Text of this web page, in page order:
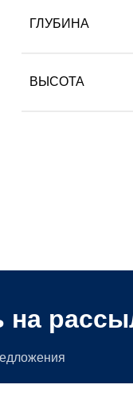
ГЛУБИНА
ВЫСОТА